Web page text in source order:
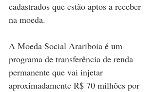
cadastrados que estão aptos a receber
na moeda.
A Moeda Social Arariboia é um
programa de transferência de renda
permanente que vai injetar
aproximadamente R$ 70 milhões por